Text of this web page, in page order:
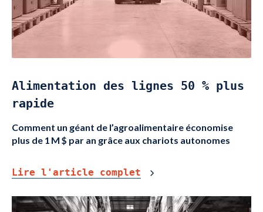
Alimentation des lignes 50 % plus
rapide
Comment un géant de l’agroalimentaire économise
plus de 1 M $ par an grâce aux chariots autonomes
Lire l'article complet